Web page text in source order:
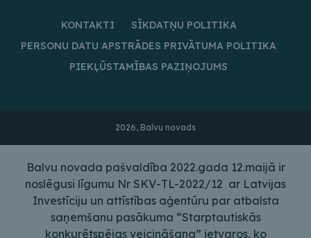
KONTAKTI
SĪKDATŅU POLITIKA
PERSONU DATU APSTRĀDES PRIVĀTUMA POLITIKA
PIEKĻŪSTAMĪBAS PAZIŅOJUMS
2026, Balvu novads
Balvu novada pašvaldība 2022.gada 12.maijā ir
noslēgusi līgumu Nr SKV-TL-2022/12 ar Latvijas
Investīciju un attīstības aģentūru par atbalsta
saņemšanu pasākuma “Starptautiskās
konkurētspējas veicināšana” ietvaros, ko